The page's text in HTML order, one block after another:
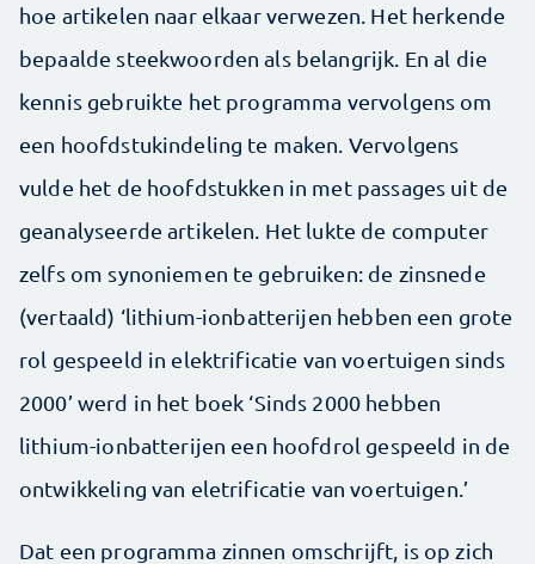
hoe artikelen naar elkaar verwezen. Het herkende
bepaalde steekwoorden als belangrijk. En al die
kennis gebruikte het programma vervolgens om
een hoofdstukindeling te maken. Vervolgens
vulde het de hoofdstukken in met passages uit de
geanalyseerde artikelen. Het lukte de computer
zelfs om synoniemen te gebruiken: de zinsnede
(vertaald) ‘lithium-ionbatterijen hebben een grote
rol gespeeld in elektrificatie van voertuigen sinds
2000’ werd in het boek ‘Sinds 2000 hebben
lithium-ionbatterijen een hoofdrol gespeeld in de
ontwikkeling van eletrificatie van voertuigen.’
Dat een programma zinnen omschrijft, is op zich